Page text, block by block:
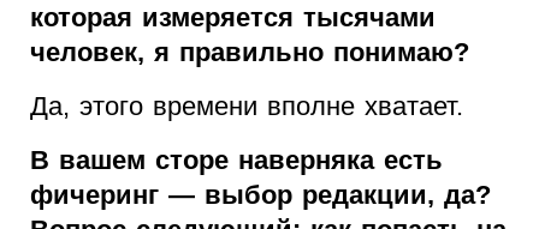
которая измеряется тысячами
человек, я правильно понимаю?
Да, этого времени вполне хватает.
В вашем сторе наверняка есть
фичеринг — выбор редакции, да?